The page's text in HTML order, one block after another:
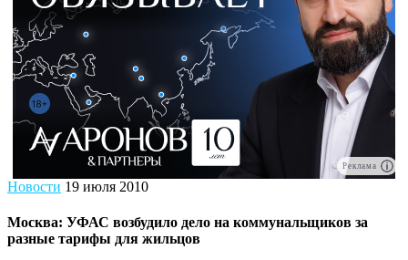
Реклама
Новости 19 июля 2010
Москва: УФАС возбудило дело на коммунальщиков за
разные тарифы для жильцов